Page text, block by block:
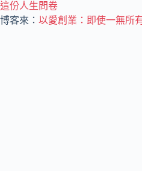
這份人生問卷
博客來： 以愛創業：即使一無所